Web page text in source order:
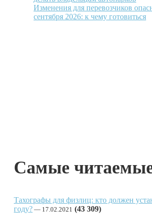
Изменения для перевозчиков
сентября 2026: к чему готовиться
Самые
Тахографы для физлиц: кто должен
году?
17.02.2021 (43 309)